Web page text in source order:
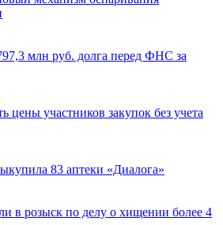
млн руб. долга перед ФНС за
цены участников закупок без учета
83 аптеки «Диалога»
в розыск по делу о хищении более 4